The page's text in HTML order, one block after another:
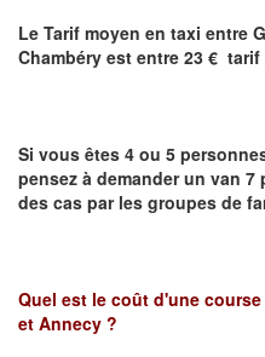
Le Tarif moyen en taxi entre
Chambéry est entre 23 €
Si vous êtes 4 ou 5
pensez à demander un van
des cas par les groupes de
Quel est le coût d'une
et Annecy ?